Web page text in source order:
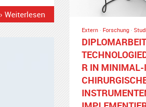
› Weiterlesen
Extern· Forschung·
R IN MINIMAL-